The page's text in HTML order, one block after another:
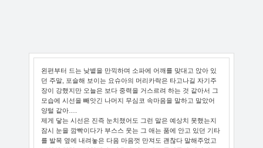
왼편부터 드는 낮볕을 만끽하며 소파에 어깨를 맞대고 앉아 있
던 주말, 포슬해 보이는 요슈아의 머리카락은 타고나길 자기주
장이 강했지만 오늘은 보다 중력을 거스르려 하는 것 같아서 그
모습에 시선을 빼앗긴 나머지 무심코 속마음을 말하고 말았어
양털 같아….
제게 닿는 시선은 진즉 눈치챘어도 그런 말은 예상치 못했는지
잠시 눈을 깜빡이다가 부스스 웃는 그 애는 품에 안고 있던 기타
를 발목 옆에 내려놓은 다음 마음껏 만져도 괜찮다 말해주었고